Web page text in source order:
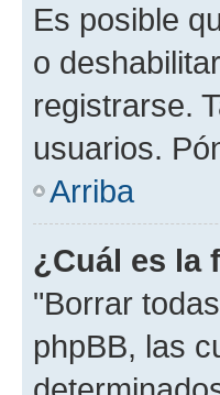
Es posible
o
registrarse.
usuarios.
Arriba
¿Cuál es la
"Borrar
phpBB, las